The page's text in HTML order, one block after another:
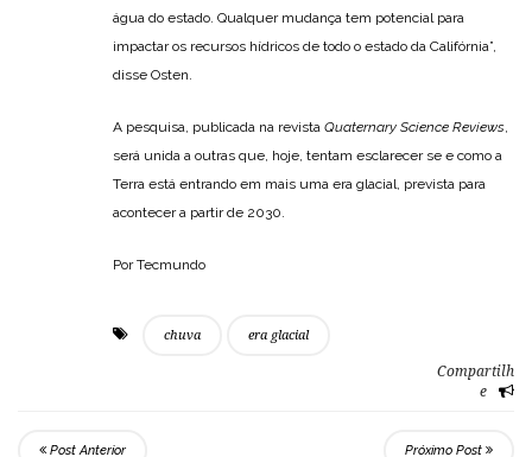
água do estado. Qualquer mudança tem potencial para
impactar os recursos hídricos de todo o estado da Califórnia”,
disse Osten.
A pesquisa, publicada na revista Quaternary Science Reviews,
será unida a outras que, hoje, tentam esclarecer se e como a
Terra está entrando em mais uma era glacial, prevista para
acontecer a partir de 2030.
Por Tecmundo
chuva era glacial
Compartilh
e
Post Anterior Próximo Post